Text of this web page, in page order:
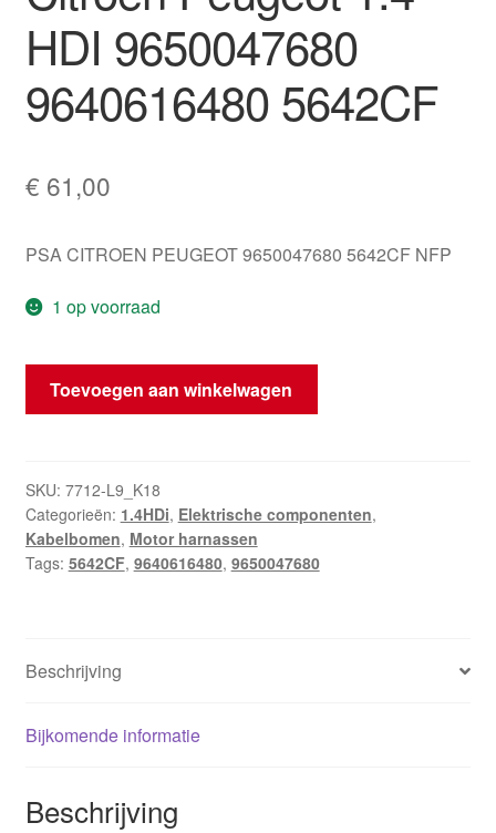
HDI 9650047680
9640616480 5642CF
€ 61,00
PSA CITROEN PEUGEOT 9650047680 5642CF NFP
1 op voorraad
Plusbundel
Motor
1.4
HDI
9650047680
9640616480
Toevoegen aan winkelwagen
SKU: 7712-L9_K18
Categorieën: 1.4HDi, Elektrische componenten,
Kabelbomen, Motor harnassen
Tags: 5642CF, 9640616480, 9650047680
Beschrijving
Bijkomende informatie
Beschrijving